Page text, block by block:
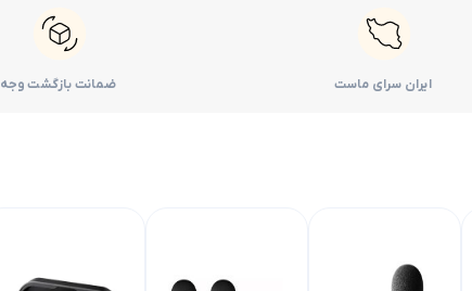
ایران سرای ماست ضمانت بازگشت وجه